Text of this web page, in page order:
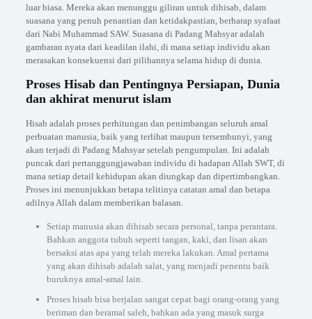
luar biasa. Mereka akan menunggu giliran untuk dihisab, dalam
suasana yang penuh penantian dan ketidakpastian, berharap syafaat
dari Nabi Muhammad SAW. Suasana di Padang Mahsyar adalah
gambaran nyata dari keadilan ilahi, di mana setiap individu akan
merasakan konsekuensi dari pilihannya selama hidup di dunia.
Proses Hisab dan Pentingnya Persiapan, Dunia
dan akhirat menurut islam
Hisab adalah proses perhitungan dan penimbangan seluruh amal
perbuatan manusia, baik yang terlihat maupun tersembunyi, yang
akan terjadi di Padang Mahsyar setelah pengumpulan. Ini adalah
puncak dari pertanggungjawaban individu di hadapan Allah SWT, di
mana setiap detail kehidupan akan diungkap dan dipertimbangkan.
Proses ini menunjukkan betapa telitinya catatan amal dan betapa
adilnya Allah dalam memberikan balasan.
Setiap manusia akan dihisab secara personal, tanpa perantara.
Bahkan anggota tubuh seperti tangan, kaki, dan lisan akan
bersaksi atas apa yang telah mereka lakukan. Amal pertama
yang akan dihisab adalah salat, yang menjadi penentu baik
buruknya amal-amal lain.
Proses hisab bisa berjalan sangat cepat bagi orang-orang yang
beriman dan beramal saleh, bahkan ada yang masuk surga